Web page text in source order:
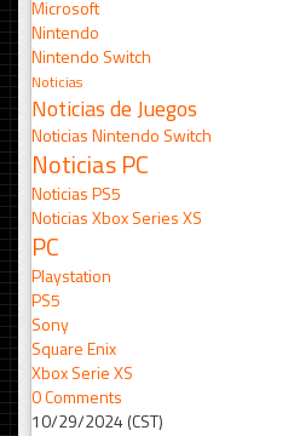
Microsoft
Nintendo
Nintendo Switch
Noticias
Noticias de Juegos
Noticias Nintendo Switch
Noticias PC
Noticias PS5
Noticias Xbox Series XS
PC
Playstation
PS5
Sony
Square Enix
Xbox Serie XS
0 Comments
10/29/2024 (CST)